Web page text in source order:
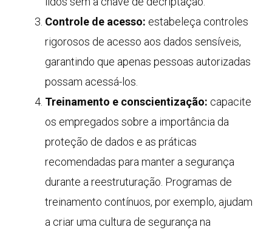
Controle de acesso: estabeleça controles
rigorosos de acesso aos dados sensíveis,
garantindo que apenas pessoas autorizadas
possam acessá-los.
Treinamento e conscientização: capacite
os empregados sobre a importância da
proteção de dados e as práticas
recomendadas para manter a segurança
durante a reestruturação. Programas de
treinamento contínuos, por exemplo, ajudam
a criar uma cultura de segurança na